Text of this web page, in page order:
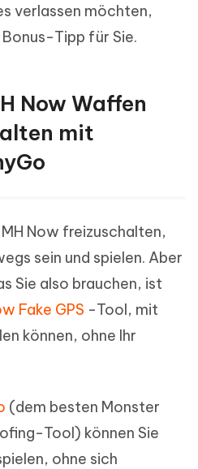
verlassen möchten,
Tipp für Sie.
Now Waffen
mit
Now freizuschalten,
sein und spielen. Aber
Sie also brauchen, ist
Fake GPS -Tool, mit
können, ohne Ihr
(dem besten Monster
Tool) können Sie
ohne sich